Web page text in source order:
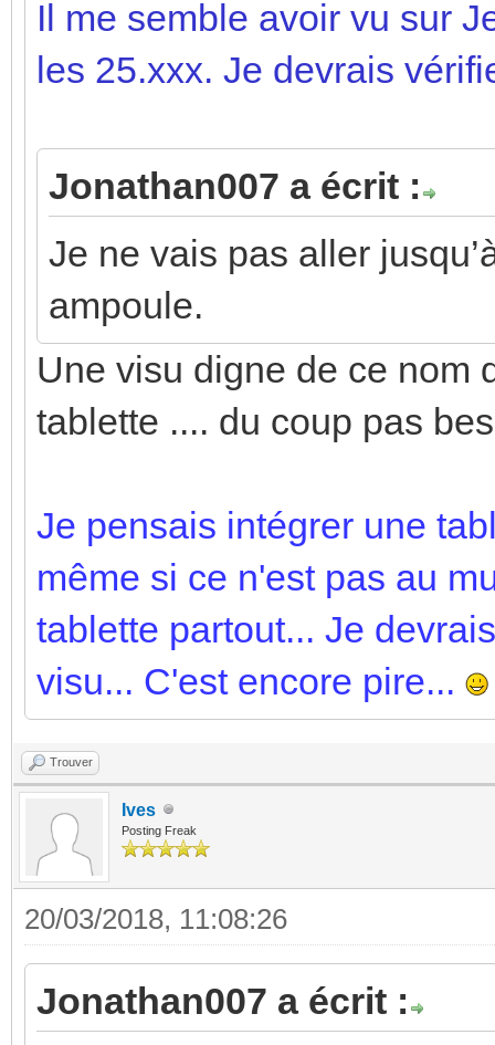
Il me semble avoir vu sur
les 25.xxx. Je devrais
Jonathan007 a écrit :
Je ne vais pas aller
ampoule.
Une visu digne de ce nom
tablette .... du coup pas
Je pensais intégrer une
même si ce n'est pas au
tablette partout... Je
visu... C'est encore pire...
Trouver
Ives
Posting Freak
20/03/2018, 11:08:26
Jonathan007 a écrit :